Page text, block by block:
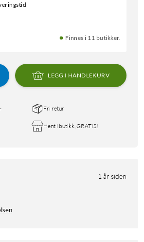
Finnes i 11 butikker.
LEGG I HANDLEKURV
Fri retur
Hent i butikk, GRATIS!
1 år siden